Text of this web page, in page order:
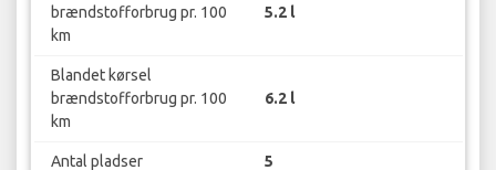
brændstofforbrug pr. 100
km
5.2 l
Blandet kørsel
brændstofforbrug pr. 100
km
6.2 l
Antal pladser 5